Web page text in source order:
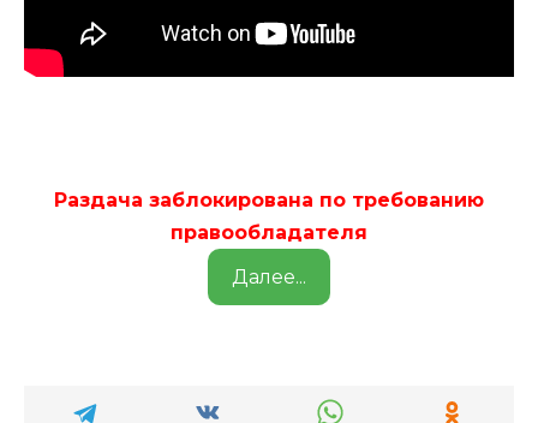
Раздача заблокирована по требованию
правообладателя
Далее...